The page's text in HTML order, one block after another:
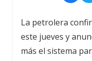
La petrolera
este jueves y
más el sistema